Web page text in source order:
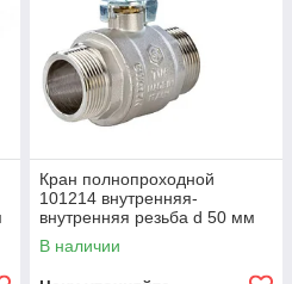
Кран полнопроходной
101214 внутренняя-
внутренняя резьба d 50 мм
В наличии